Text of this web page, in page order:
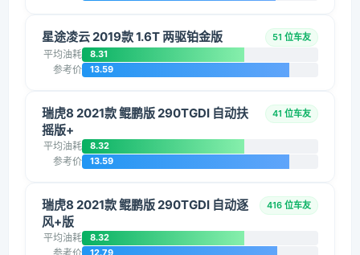
星途凌云 2019款 1.6T 两驱铂金版 51 位车友
平均油耗 8.31
参考价 13.59
瑞虎8 2021款 鲲鹏版 290TGDI 自动扶
摇版+
41 位车友
平均油耗 8.32
参考价 13.59
瑞虎8 2021款 鲲鹏版 290TGDI 自动逐
风+版
416 位车友
平均油耗 8.32
12.79